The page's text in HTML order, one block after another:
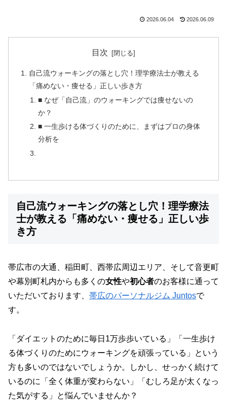
2026.06.04 2026.06.09
目次
自己流ウォーキングの落とし穴！理学療法士が教える
「痛めない・痩せる」正しい歩き方
■ なぜ「自己流」のウォーキングでは痩せないの
か？
■ 一生歩ける体づくりのために、まずはプロの身体
分析を
自己流ウォーキングの落とし穴！理学療法
士が教える「痛めない・痩せる」正しい歩
き方
帯広市の大通、稲田町、西帯広周辺エリア、そして音更町
や幕別町札内からも多くの女性や初心者のお客様に通って
いただいております、 帯広のパーソナルジム Juntosで
す。
「ダイエットのために毎日1万歩歩いている」「一生歩け
る体づくりのためにウォーキングを頑張っている」という
方も多いのではないでしょうか。しかし、せっかく続けて
いるのに「全く体重が変わらない」「むしろ足が太くなっ
た気がする」と悩んでいませんか？